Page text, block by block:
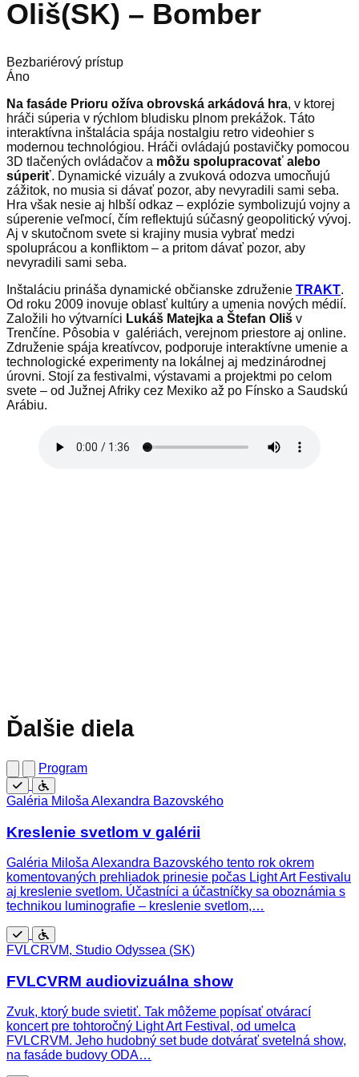
Oliš(SK) – Bomber
Bezbariérový prístup
Áno
Na fasáde Prioru ožíva obrovská arkádová hra, v ktorej
hráči súperia v rýchlom bludisku plnom prekážok. Táto
interaktívna inštalácia spája nostalgiu retro videohier s
modernou technológiou. Hráči ovládajú postavičky pomocou
3D tlačených ovládačov a môžu spolupracovať alebo
súperiť. Dynamické vizuály a zvuková odozva umocňujú
zážitok, no musia si dávať pozor, aby nevyradili sami seba.
Hra však nesie aj hlbší odkaz – explózie symbolizujú vojny a
súperenie veľmocí, čím reflektujú súčasný geopolitický vývoj.
Aj v skutočnom svete si krajiny musia vybrať medzi
spoluprácou a konfliktom – a pritom dávať pozor, aby
nevyradili sami seba.
Inštaláciu prináša dynamické občianske združenie TRAKT.
Od roku 2009 inovuje oblasť kultúry a umenia nových médií.
Založili ho výtvarníci Lukáš Matejka a Štefan Oliš v
Trenčíne. Pôsobia v galériách, verejnom priestore aj online.
Združenie spája kreatívcov, podporuje interaktívne umenie a
technologické experimenty na lokálnej aj medzinárodnej
úrovni. Stojí za festivalmi, výstavami a projektmi po celom
svete – od Južnej Afriky cez Mexiko až po Fínsko a Saudskú
Arábiu.
Ďalšie diela
Program
ZadarmoBezbariérový
prístup
Galéria Miloša Alexandra Bazovského
Kreslenie svetlom v galérii
Galéria Miloša Alexandra Bazovského tento rok okrem
komentovaných prehliadok prinesie počas Light Art Festivalu
aj kreslenie svetlom. Účastníci a účastníčky sa oboznámia s
technikou luminografie – kreslenie svetlom,…
ZadarmoBezbariérový
prístup
FVLCRVM, Studio Odyssea (SK)
FVLCVRM audiovizuálna show
Zvuk, ktorý bude svietiť. Tak môžeme popísať otvárací
koncert pre tohtoročný Light Art Festival, od umelca
FVLCRVM. Jeho hudobný set bude dotvárať svetelná show,
na fasáde budovy ODA…